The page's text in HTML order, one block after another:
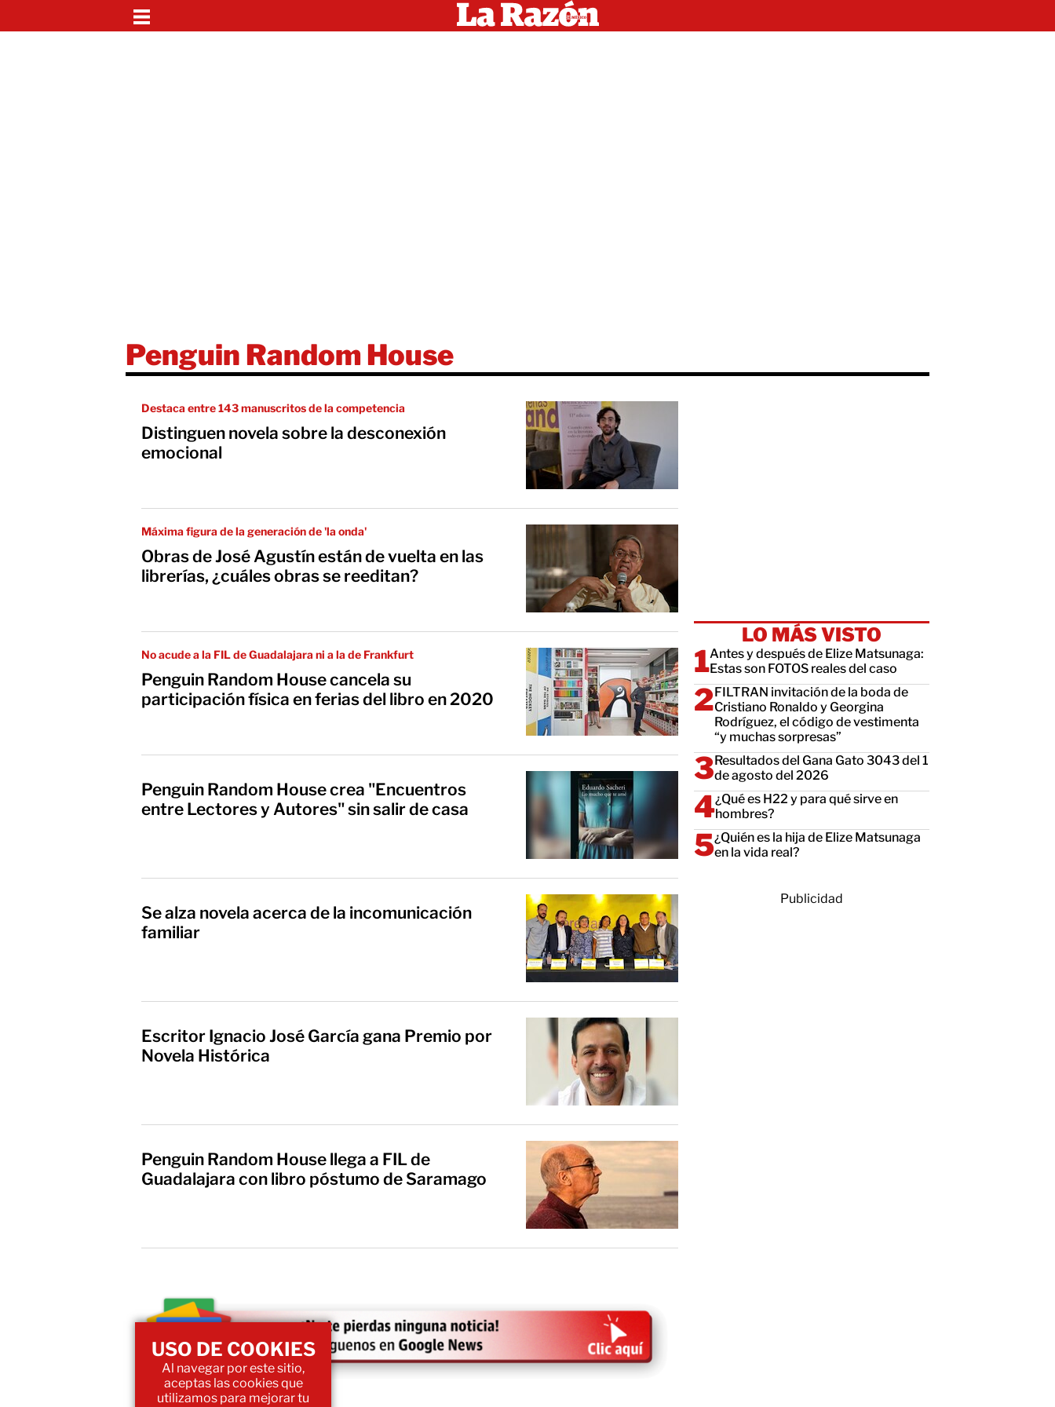
Penguin Random House
Destaca entre 143 manuscritos de la competencia
Distinguen novela sobre la desconexión
emocional
Máxima figura de la generación de 'la onda'
Obras de José Agustín están de vuelta en las
librerías, ¿cuáles obras se reeditan?
No acude a la FIL de Guadalajara ni a la de Frankfurt
Penguin Random House cancela su
participación física en ferias del libro en 2020
Penguin Random House crea "Encuentros
entre Lectores y Autores" sin salir de casa
Se alza novela acerca de la incomunicación
familiar
Escritor Ignacio José García gana Premio por
Novela Histórica
Penguin Random House llega a FIL de
Guadalajara con libro póstumo de Saramago
LO MÁS VISTO
Antes y después de Elize Matsunaga:
Estas son FOTOS reales del caso
FILTRAN invitación de la boda de
Cristiano Ronaldo y Georgina
Rodríguez, el código de vestimenta
“y muchas sorpresas”
Resultados del Gana Gato 3043 del 1
de agosto del 2026
¿Qué es H22 y para qué sirve en
hombres?
¿Quién es la hija de Elize Matsunaga
en la vida real?
Publicidad
USO DE COOKIES
Al navegar por este sitio,
aceptas las cookies que
utilizamos para mejorar tu